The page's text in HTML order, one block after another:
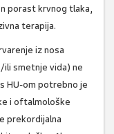
porast krvnog tlaka,
terapija.
iz nosa
smetnje vida) ne
HU-om potrebno je
i oftalmološke
prekordijalna